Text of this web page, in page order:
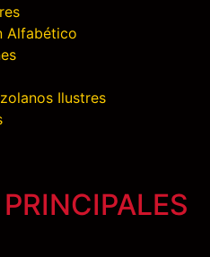
Alfabético
Ilustres